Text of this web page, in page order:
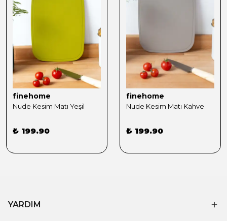
finehome
Nude Kesim Matı Yeşil
₺ 199.90
finehome
Nude Kesim Matı Kahve
₺ 199.90
YARDIM